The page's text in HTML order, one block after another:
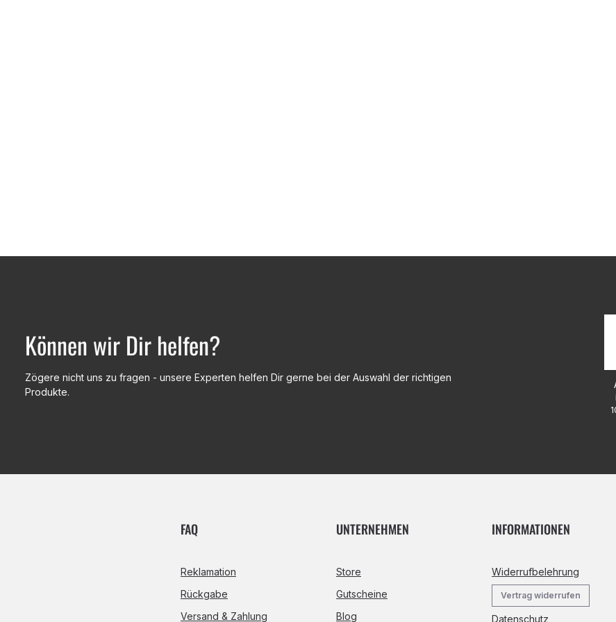
Können wir Dir helfen?
Zögere nicht uns zu fragen - unsere Experten helfen Dir gerne bei der Auswahl der richtigen
Produkte.
FAQ
Reklamation
Rückgabe
Versand & Zahlung
UNTERNEHMEN
Store
Gutscheine
Blog
INFORMATIONEN
Widerrufbelehrung
Vertrag widerrufen
Datenschutz